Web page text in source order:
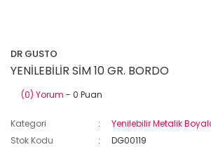
DR GUSTO
YENİLEBİLİR SİM 10 GR. BORDO
(0) Yorum - 0 Puan
Kategori
Yenilebilir Metalik
Stok Kodu
DG00119